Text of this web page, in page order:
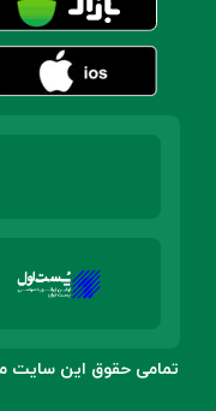
تمامی حقوق این سایت